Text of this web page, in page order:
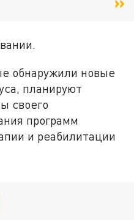
обнаружили новые
планируют
своего
программ
и реабилитации